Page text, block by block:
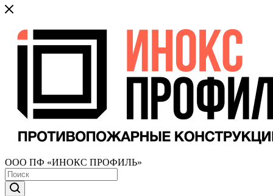
ООО ПФ «ИНОКС ПРОФИЛЬ»